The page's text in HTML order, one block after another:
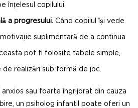
înțelesul copilului.
a progresului. Când copilul își vede
suplimentară de a continua
pot fi folosite tabele simple,
de realizări sub formă de joc.
sau foarte îngrijorat din cauza
un psiholog infantil poate oferi un